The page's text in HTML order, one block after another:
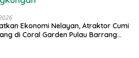
Ekonomi Nelayan, Atraktor Cumi
di Coral Garden Pulau Barrang